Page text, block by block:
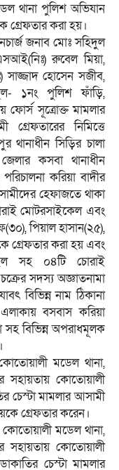
থানা পুলিশ অভিযান
গ্রেফতার করা হয়।
জনাব মোঃ সহিদুল
রুবেল মিয়া,
হোসেন সজীব,
১নং পুলিশ ফাঁড়ি,
ফোর্স সূত্রোক্ত মামলার
নিমিত্তে
থানাধীন সিড়ির চালা
কসবা থানাধীন
করিয়া বাদীর
হেফাজতে থাকা
মোটরসাইকেল এবং
পিয়াল হাসান(২৫),
গ্রেফতার করা হয় এবং
সহ ০৪টি চোরাই
সদস্য অজ্ঞাতনামা
বিভিন্ন নাম ঠিকানা
বসবাস করিয়া
সহ বিভিন্ন অপরাধমূলক
মডেল থানা,
সহায়তায় কোতোয়ালী
চেস্টা মামলার আসামী
গ্রেফতার করেন।
মডেল থানা,
সহায়তায় কোতোয়ালী
চেস্টা মামলার